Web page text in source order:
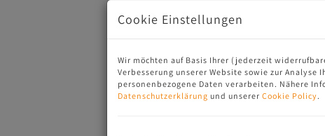
Cookie Einstellungen
Wir möchten auf Basis Ihrer (jederzeit
Verbesserung unserer Website sowie zur
personenbezogene Daten verarbeiten. Nähere
Datenschutzerklärung und unserer Cookie Policy.